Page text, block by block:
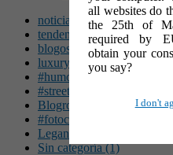
all websites do
the 25th of
required by
obtain your
you say?
I don't
noticias (142)
tendencias (100)
blogosfera (62)
luxury (49)
#humor (47)
#streetart (34)
Blogroll (26)
#fotocinéfila (25)
Leganés (16)
Sin categoría (1)